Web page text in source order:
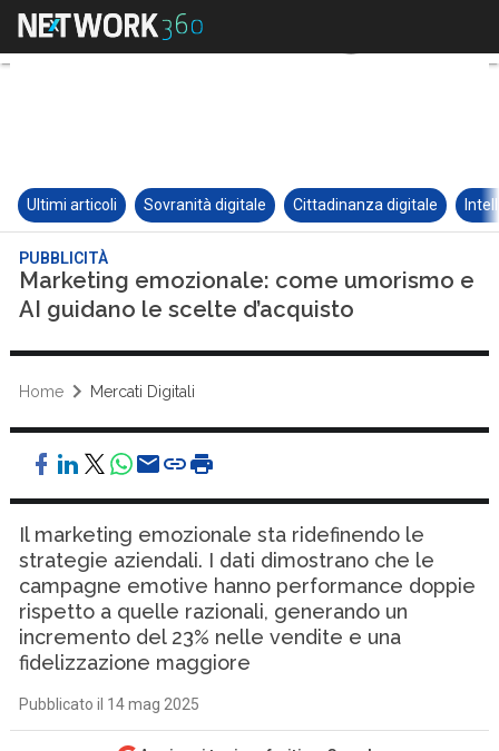
Ultimi articoli Sovranità digitale Cittadinanza digitale
PUBBLICITÀ
Marketing emozionale: come umorismo e
AI guidano le scelte d’acquisto
Home Mercati Digitali
Il marketing emozionale sta ridefinendo le
strategie aziendali. I dati dimostrano che le
campagne emotive hanno performance doppie
rispetto a quelle razionali, generando un
incremento del 23% nelle vendite e una
fidelizzazione maggiore
Pubblicato il 14 mag 2025